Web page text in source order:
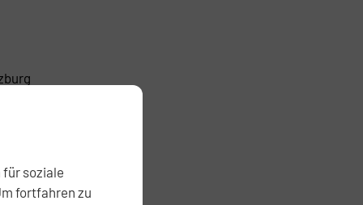
für soziale
fortfahren zu